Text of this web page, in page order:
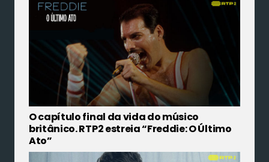
O capítulo final da vida do músico
britânico. RTP2 estreia “Freddie: O Último
Ato”